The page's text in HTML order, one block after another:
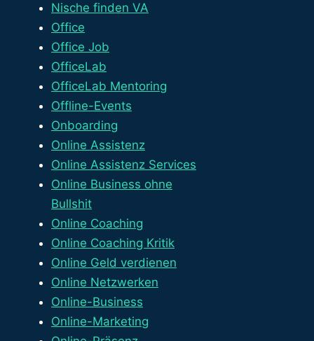
Nische finden VA
Office
Office Job
OfficeLab
OfficeLab Mentoring
Offline-Events
Onboarding
Online Assistenz
Online Assistenz Services
Online Business ohne
Bullshit
Online Coaching
Online Coaching Kritik
Online Geld verdienen
Online Netzwerken
Online-Business
Online-Marketing